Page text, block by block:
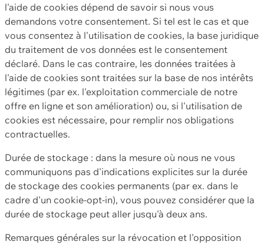
l'aide de cookies dépend de savoir si nous vous
demandons votre consentement. Si tel est le cas et que
vous consentez à l'utilisation de cookies, la base juridique
du traitement de vos données est le consentement
déclaré. Dans le cas contraire, les données traitées à
l'aide de cookies sont traitées sur la base de nos intérêts
légitimes (par ex. l'exploitation commerciale de notre
offre en ligne et son amélioration) ou, si l'utilisation de
cookies est nécessaire, pour remplir nos obligations
contractuelles.
Durée de stockage : dans la mesure où nous ne vous
communiquons pas d'indications explicites sur la durée
de stockage des cookies permanents (par ex. dans le
cadre d'un cookie-opt-in), vous pouvez considérer que la
durée de stockage peut aller jusqu'à deux ans.
Remarques générales sur la révocation et l'opposition